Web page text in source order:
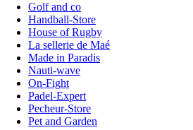
Golf and co
Handball-Store
House of Rugby
La sellerie de Maé
Made in Paradis
Nauti-wave
On-Fight
Padel-Expert
Pecheur-Store
Pet and Garden